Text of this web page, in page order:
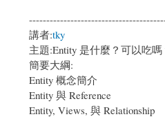
講者:tky
主題:Entity 是什麼？可以吃嗎
簡要大綱:
Entity 概念簡介
Entity 與 Reference
Entity, Views, 與 Relationship